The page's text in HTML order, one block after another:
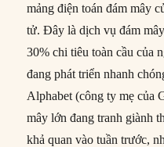
mảng điện toán đám mây
tử. Đây là dịch vụ đám
30% chi tiêu toàn cầu của
đang phát triển nhanh
Alphabet (công ty mẹ của
mây lớn đang tranh giành
khả quan vào tuần trước,